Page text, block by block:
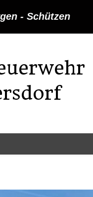
- Schützen